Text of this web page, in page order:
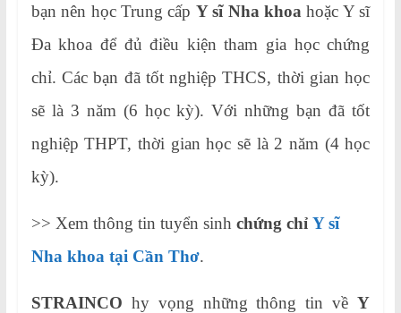
bạn nên học Trung cấp Y sĩ Nha khoa hoặc Y sĩ
Đa khoa để đủ điều kiện tham gia học chứng
chỉ. Các bạn đã tốt nghiệp THCS, thời gian học
sẽ là 3 năm (6 học kỳ). Với những bạn đã tốt
nghiệp THPT, thời gian học sẽ là 2 năm (4 học
kỳ).
>> Xem thông tin tuyển sinh chứng chỉ Y sĩ
Nha khoa tại Cần Thơ.
STRAINCO hy vọng những thông tin vềY